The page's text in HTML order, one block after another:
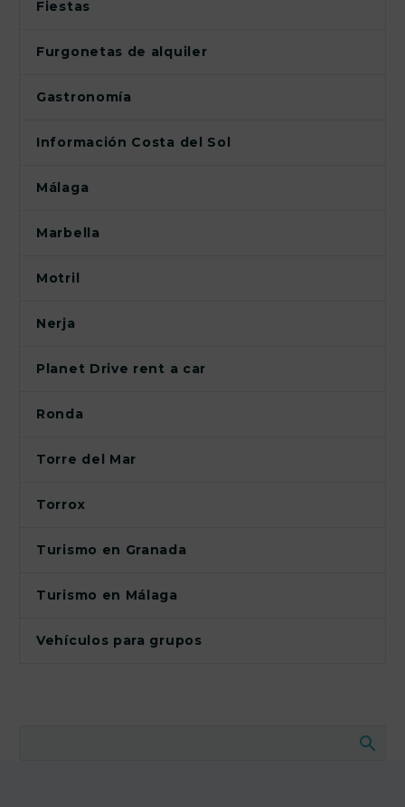
Fiestas
Furgonetas de alquiler
Gastronomía
Información Costa del Sol
Málaga
Marbella
Motril
Nerja
Planet Drive rent a car
Ronda
Torre del Mar
Torrox
Turismo en Granada
Turismo en Málaga
Vehículos para grupos